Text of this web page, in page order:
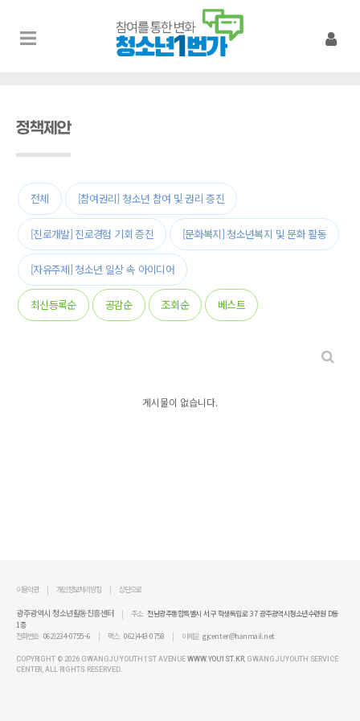
정책제안
전체 [참여권리] 청소년 참여 및 권리 증진
[진로개발] 진로경험 기회 증진 [문화복지] 청소년복지 및 문화 활동
[자유주제] 청소년 일상 속 아이디어
최신등록순 공감순 조회순 베스트
게시물이 없습니다.
이용약관 개인정보처리방침 상단으로
광주광역시 청소년활동진흥센터 주소 전남광주통합특별시 서구 학생독립로 37 광주광역시청소년수련원 D동
1층
전화번호 062)234-0755~6 팩스 062)443-0758 이메일 gjcenter@hanmail.net
COPYRIGHT © 2026 GWANGJU YOUTH 1ST AVENUEWWW.YOU1ST.KR, GWANGJU YOUTH SERVICE
CENTER,ALL RIGHTS RESERVED.